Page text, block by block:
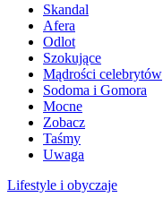
Skandal
Afera
Odlot
Szokujące
Mądrości celebrytów
Sodoma i Gomora
Mocne
Zobacz
Taśmy
Uwaga
Lifestyle i obyczaje